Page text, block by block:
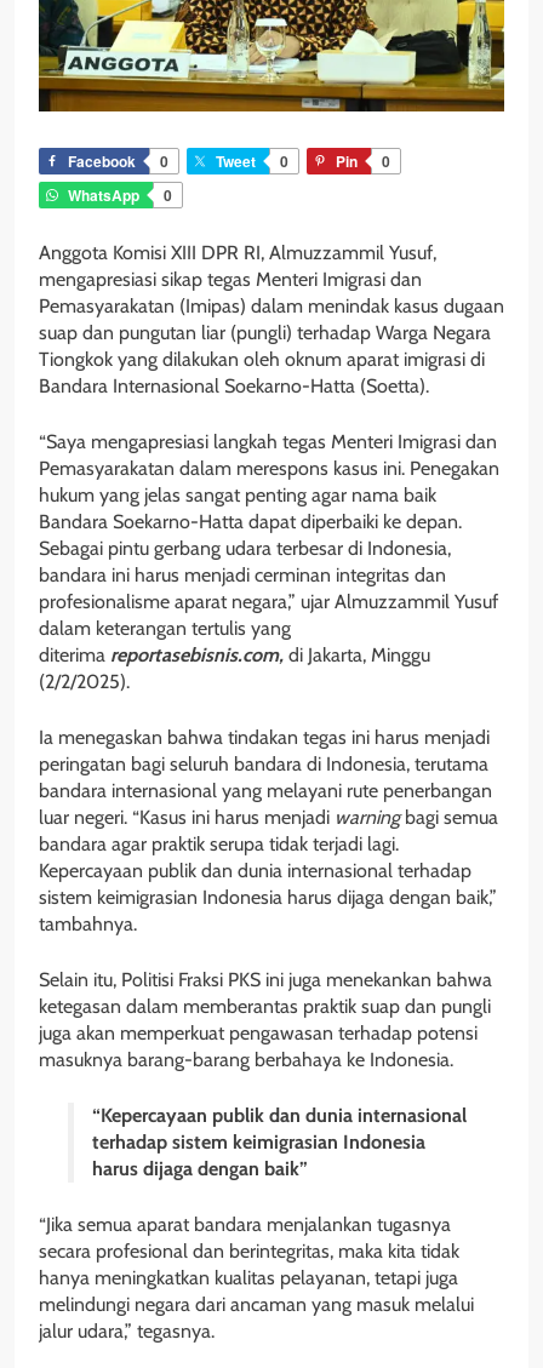
Facebook 0 Tweet 0 Pin
0
WhatsApp
0
Anggota Komisi XIII DPR RI, Almuzzammil Yusuf,
mengapresiasi sikap tegas Menteri Imigrasi dan
Pemasyarakatan (Imipas) dalam menindak kasus dugaan
suap dan pungutan liar (pungli) terhadap Warga Negara
Tiongkok yang dilakukan oleh oknum aparat imigrasi di
Bandara Internasional Soekarno-Hatta (Soetta).
“Saya mengapresiasi langkah tegas Menteri Imigrasi dan
Pemasyarakatan dalam merespons kasus ini. Penegakan
hukum yang jelas sangat penting agar nama baik
Bandara Soekarno-Hatta dapat diperbaiki ke depan.
Sebagai pintu gerbang udara terbesar di Indonesia,
bandara ini harus menjadi cerminan integritas dan
profesionalisme aparat negara,” ujar Almuzzammil Yusuf
dalam keterangan tertulis yang
diterima reportasebisnis.com, di Jakarta, Minggu
(2/2/2025).
Ia menegaskan bahwa tindakan tegas ini harus menjadi
peringatan bagi seluruh bandara di Indonesia, terutama
bandara internasional yang melayani rute penerbangan
luar negeri. “Kasus ini harus menjadi warningbagi semua
bandara agar praktik serupa tidak terjadi lagi.
Kepercayaan publik dan dunia internasional terhadap
sistem keimigrasian Indonesia harus dijaga dengan baik,”
tambahnya.
Selain itu, Politisi Fraksi PKS ini juga menekankan bahwa
ketegasan dalam memberantas praktik suap dan pungli
juga akan memperkuat pengawasan terhadap potensi
masuknya barang-barang berbahaya ke Indonesia.
“Kepercayaan publik dan dunia internasional
terhadap sistem keimigrasian Indonesia
harus dijaga dengan baik”
“Jika semua aparat bandara menjalankan tugasnya
secara profesional dan berintegritas, maka kita tidak
hanya meningkatkan kualitas pelayanan, tetapi juga
melindungi negara dari ancaman yang masuk melalui
jalur udara,” tegasnya.